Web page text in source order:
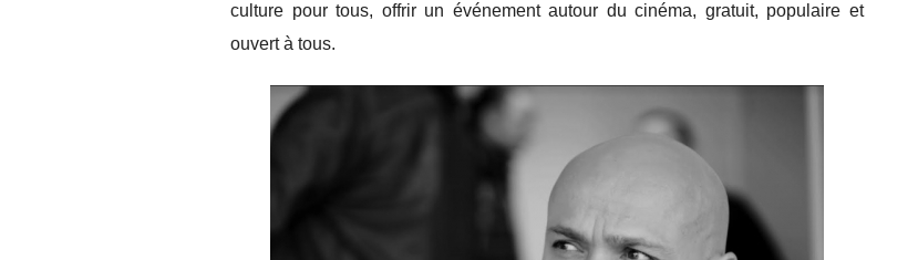
culture pour tous, offrir un événement autour du cinéma, gratuit, populaire et
ouvert à tous.